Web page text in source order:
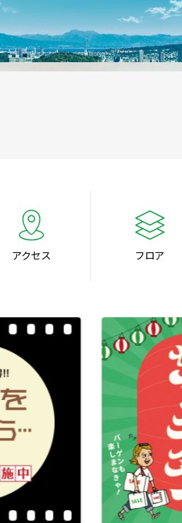
アクセス フロア